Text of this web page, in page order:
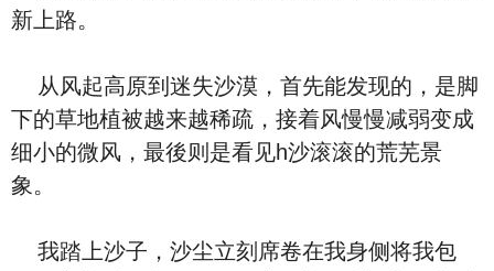
新上路。
从风起高原到迷失沙漠，首先能发现的，是脚
下的草地植被越来越稀疏，接着风慢慢减弱变成
细小的微风，最後则是看见h沙滚滚的荒芜景
象。
我踏上沙子，沙尘立刻席卷在我身侧将我包